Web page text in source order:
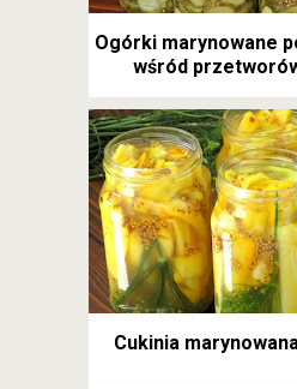
Ogórki marynowane
wśród
Cukinia